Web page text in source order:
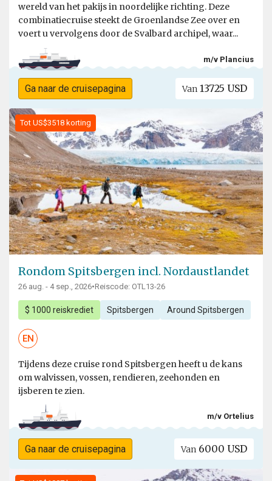
wereld van het pakijs in noordelijke richting. Deze
combinatiecruise steekt de Groenlandse Zee over en
voert u vervolgens door de Svalbard archipel, waar...
m/v Plancius
Ga naar de cruisepagina Van 13725 USD
Tot US$3518 korting
Rondom Spitsbergen incl. Nordaustlandet
26 aug. - 4 sep., 2026•Reiscode: OTL13-26
$ 1000 reiskrediet Spitsbergen Around Spitsbergen
EN
Tijdens deze cruise rond Spitsbergen heeft u de kans
om walvissen, vossen, rendieren, zeehonden en
ijsberen te zien.
m/v Ortelius
Ga naar de cruisepagina Van 6000 USD